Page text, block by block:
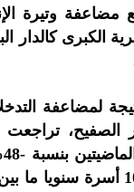
مضاعفة وتيرة
الكبرى كالدار
لمضاعفة
الصفيح، تراجعت